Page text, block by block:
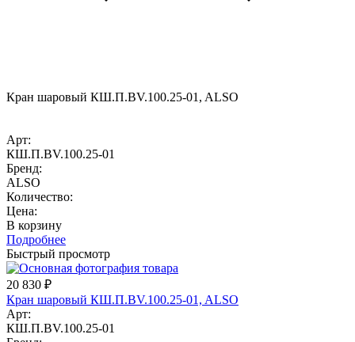
Кран шаровый КШ.П.BV.100.25-01, ALSO
Арт:
КШ.П.BV.100.25-01
Бренд:
ALSO
Количество:
Цена:
В корзину
Подробнее
Быстрый просмотр
20 830 ₽
Кран шаровый КШ.П.BV.100.25-01, ALSO
Арт:
КШ.П.BV.100.25-01